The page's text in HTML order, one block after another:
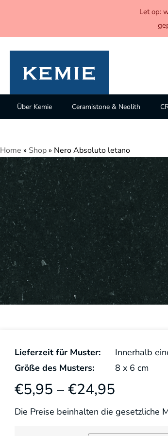
Über Kemie Ceramistone & Neolith
Home » Shop » Nero Absoluto letano
Lieferzeit für Muster:
Innerhalb
Größe des Musters:
8 x6 cm
€5,95 –€24,95
Die Preise beinhalten die gesetzliche
Let op: